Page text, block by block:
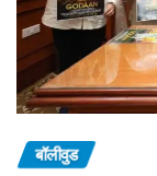
बॉलीवुड